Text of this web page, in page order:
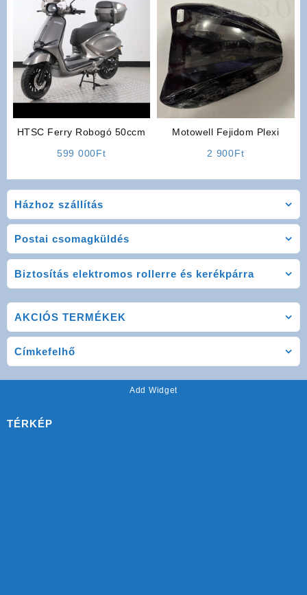
Házhoz szállítás
Postai csomagküldés
Biztosítás elektromos rollerre és kerékpárra
HTSC Ferry Robogó 50ccm
599 000Ft
Motowell Fejidom Plexi
2 900Ft
AKCIÓS TERMÉKEK
Címkefelhő
Add Widget
TÉRKÉP